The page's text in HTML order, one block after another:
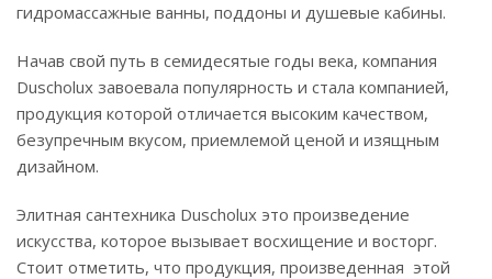
гидромассажные ванны, поддоны и душевые кабины.
Начав свой путь в семидесятые годы века, компания
Duscholux завоевала популярность и стала компанией,
продукция которой отличается высоким качеством,
безупречным вкусом, приемлемой ценой и изящным
дизайном.
Элитная сантехника Duscholux это произведение
искусства, которое вызывает восхищение и восторг.
Стоит отметить, что продукция, произведенная этой